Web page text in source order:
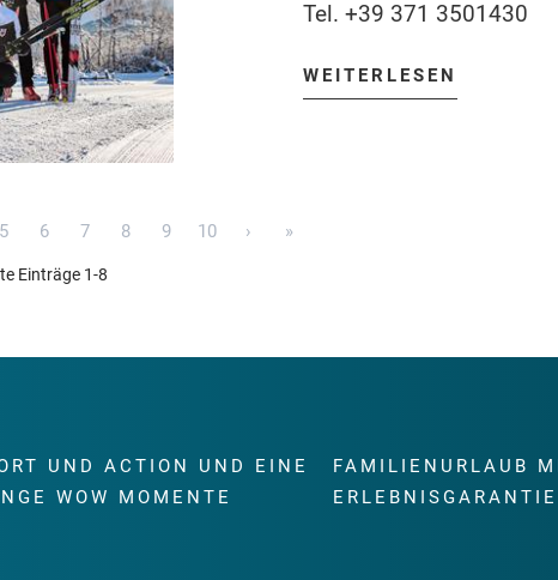
Tel. +39 371 3501430
WEITERLESEN
5 6 7 8 9 10 › »
Einträge 1-8
UND ACTION UND EINE
WOW MOMENTE
FAMILIENURLAUB
ERLEBNISGARANTIE